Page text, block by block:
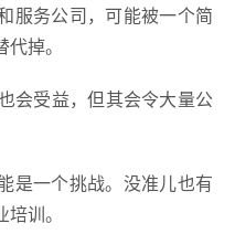
服务公司，可能被一个简
掉。
会受益，但其会令大量公
是一个挑战。没准儿也有
训。